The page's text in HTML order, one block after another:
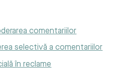
comentariilor
selectivă a comentariilor
în reclame